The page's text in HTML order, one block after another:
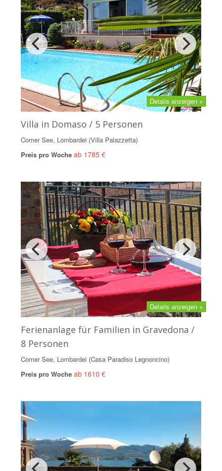
Details anzeigen +
Villa in Domaso / 5 Personen
Comer See, Lombardei (Villa Palazzetta)
Preis pro Woche ab 1785 €
Details anzeigen +
Ferienanlage für Familien in Gravedona /
8 Personen
Comer See, Lombardei (Casa Paradiso Legnoncino)
Preis pro Woche ab 1610 €